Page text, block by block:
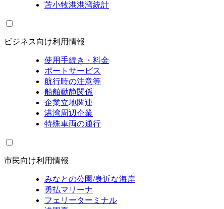
苫小牧港港湾統計
ビジネス向け利用情報
使用手続き・料金
ポートサービス
航行時の注意等
船舶動静関係
企業立地関連
港湾周辺企業
特殊車両の通行
市民向け利用情報
みなとの公園/身近な海岸
勇払マリーナ
フェリーターミナル